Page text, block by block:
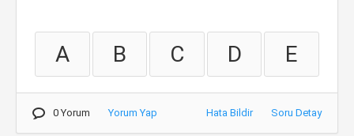
A B C D E
0 Yorum Yorum Yap Hata Bildir Soru Detay